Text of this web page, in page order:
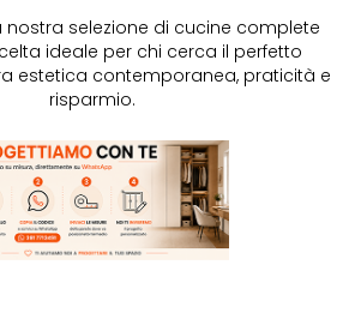
nostra selezione di cucine complete
ideale per chi cerca il perfetto
estetica contemporanea, praticità e
risparmio.